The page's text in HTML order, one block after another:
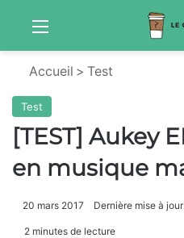
Accueil > Test
Test
[TEST] Aukey
en musique
20 mars 2017 Dernière mise à
2 minutes de lecture